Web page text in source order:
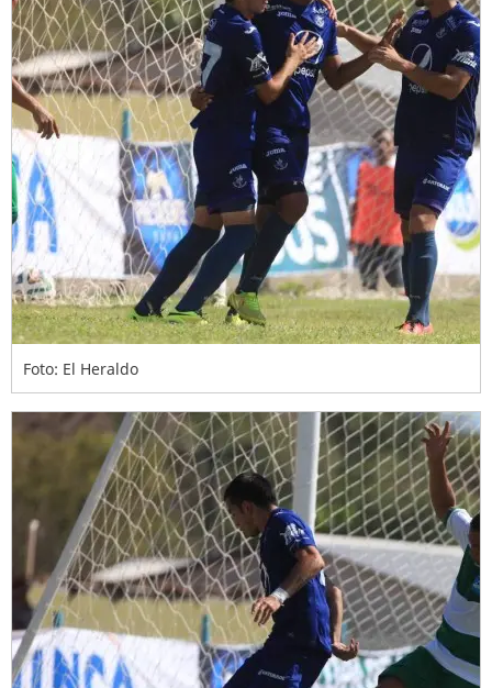
Foto: El Heraldo